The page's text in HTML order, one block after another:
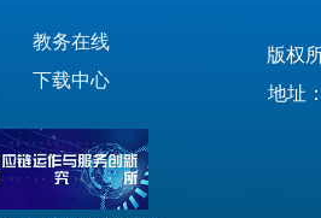
教务在线
下载中心
版权
地址